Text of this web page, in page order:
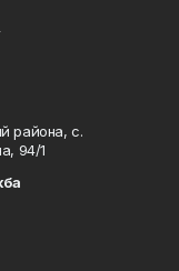
района, с.
94/1